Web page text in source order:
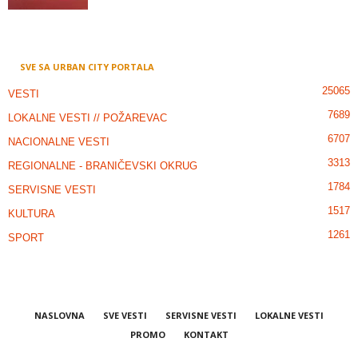
SVE SA URBAN CITY PORTALA
VESTI 25065
LOKALNE VESTI // POŽAREVAC 7689
NACIONALNE VESTI 6707
REGIONALNE - BRANIČEVSKI OKRUG 3313
SERVISNE VESTI 1784
KULTURA 1517
SPORT 1261
NASLOVNA SVE VESTI SERVISNE VESTI
LOKALNE VESTI
PROMO
KONTAKT